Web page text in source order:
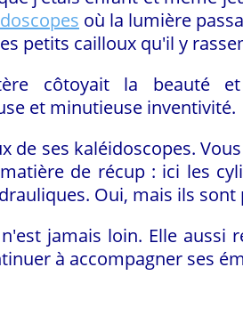
où la lumière
petits cailloux qu'il y
côtoyait la beauté
et minutieuse inventivité.
de ses kaléidoscopes.
de récup : ici les
Oui, mais ils sont
jamais loin. Elle aussi
à accompagner ses